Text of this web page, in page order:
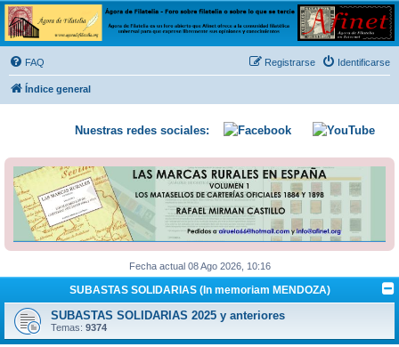
Ágora de Filatelia
Foro sobre filatelia o sobre lo que se tercie. Ágora de Filatelia es un foro abierto que Afinet
ofrece a la comunidad filatélica universal para que exprese libremente sus opiniones y
conocimientos
FAQ Identificarse
Registrarse
Índice general
Nuestras redes sociales:
Fecha actual 08 Ago 2026, 10:16
SUBASTAS SOLIDARIAS (In memoriam MENDOZA)
SUBASTAS SOLIDARIAS 2025 y anteriores
Temas: 9374